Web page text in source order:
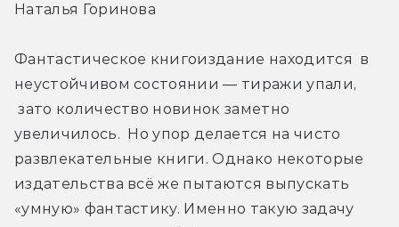
Наталья Горинова
Фантастическое книгоиздание находится  в
неустойчивом состоянии — тиражи упали,
зато количество новинок заметно
увеличилось.  Но упор делается на чисто
развлекательные книги. Однако некоторые
издательства всё же пытаются выпускать
«умную» фантастику. Именно такую задачу